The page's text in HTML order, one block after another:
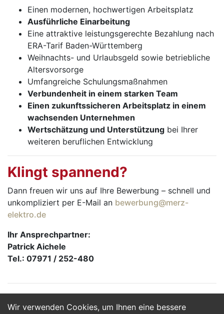
Wir verwenden Cookies, um Ihnen eine bessere
Einen modernen, hochwertigen Arbeitsplatz
Ausführliche Einarbeitung
Eine attraktive leistungsgerechte Bezahlung nach
ERA-Tarif Baden-Württemberg
Weihnachts- und Urlaubsgeld sowie betriebliche
Altersvorsorge
Umfangreiche Schulungsmaßnahmen
Verbundenheit in einem starken Team
Einen zukunftssicheren Arbeitsplatz in einem
wachsenden Unternehmen
Wertschätzung und Unterstützung bei Ihrer
weiteren beruflichen Entwicklung
Klingt spannend?
Dann freuen wir uns auf Ihre Bewerbung – schnell und
unkompliziert per E-Mail an bewerbung@merz-
elektro.de
Ihr Ansprechpartner:
Patrick Aichele
Tel.: 07971 / 252-480